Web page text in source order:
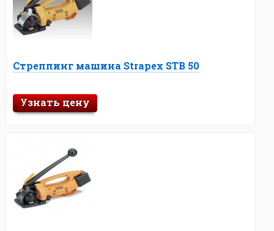
Стреппинг машина Strapex STB 50
Узнать цену